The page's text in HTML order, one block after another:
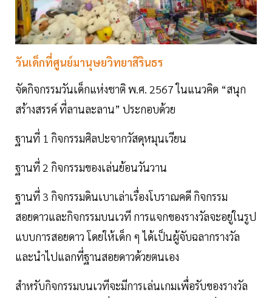
วันเด็กที่ศูนย์มานุษยวิทยาสิรินธร
จัดกิจกรรมวันเด็กแห่งชาติ พ.ศ. 2567 ในแนวคิด “สนุก
สร้างสรรค์ ที่ลานละลาน” ประกอบด้วย
ฐานที่ 1 กิจกรรมศิลปะจากวัสดุหมุนเวียน
ฐานที่ 2 กิจกรรมของเล่นย้อนวันวาน
ฐานที่ 3 กิจกรรมดินเบาเล่าเรื่องโบราณคดี กิจกรรม
สอยดาวและกิจกรรมบนเวที การแจกของรางวัลจะอยู่ในรูป
แบบการสอยดาว โดยให้เด็ก ๆ ได้เป็นผู้จับฉลากรางวัล
และนำไปแลกที่ฐานสอยดาวด้วยตนเอง
สำหรับกิจกรรมบนเวทีจะมีการเล่นเกมเพื่อรับของรางวัล